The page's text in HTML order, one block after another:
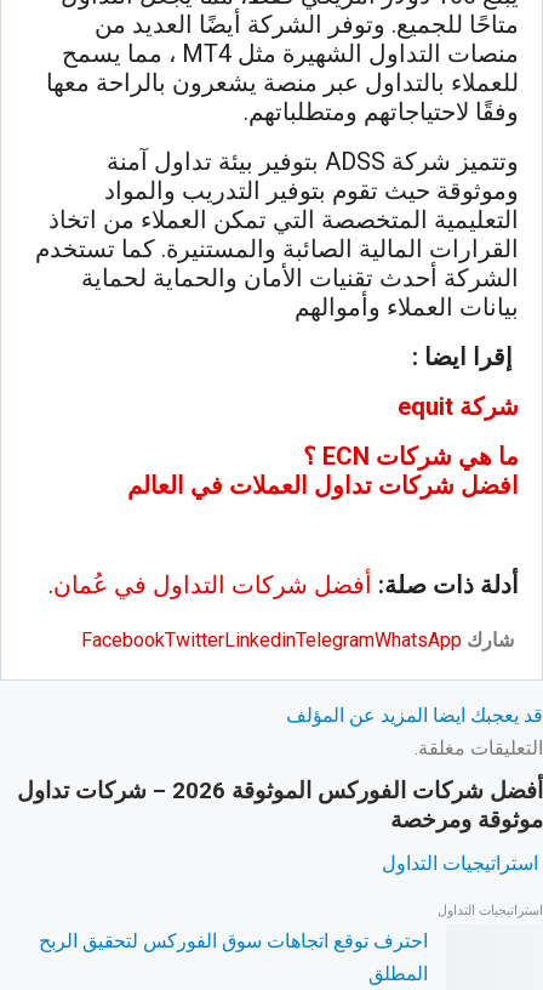
متاحًا للجميع. وتوفر الشركة أيضًا العديد من
منصات التداول الشهيرة مثل MT4 ، مما يسمح
للعملاء بالتداول عبر منصة يشعرون بالراحة معها
وفقًا لاحتياجاتهم ومتطلباتهم.
وتتميز شركة ADSS بتوفير بيئة تداول آمنة
وموثوقة حيث تقوم بتوفير التدريب والمواد
التعليمية المتخصصة التي تمكن العملاء من اتخاذ
القرارات المالية الصائبة والمستنيرة. كما تستخدم
الشركة أحدث تقنيات الأمان والحماية لحماية
بيانات العملاء وأموالهم
إقرا ايضا :
شركة equit
ما هي شركات ECN ؟
افضل شركات تداول العملات في العالم
أدلة ذات صلة: أفضل شركات التداول في عُمان.
شارك FacebookTwitterLinkedinTelegramWhatsApp
قد يعجبك ايضا المزيد عن المؤلف
التعليقات مغلقة.
أفضل شركات الفوركس الموثوقة 2026 – شركات تداول
موثوقة ومرخصة
استراتيجيات التداول
استراتيجيات التداول
احترف توقع اتجاهات سوق الفوركس لتحقيق الربح
المطلق